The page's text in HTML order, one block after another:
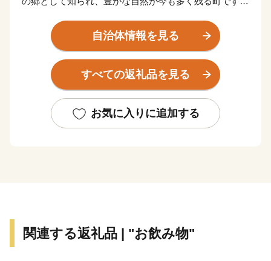
平坦な地形と豊かな水、気候など理想的な条件が整って
おり、江戸時代には、お蔵米として川越藩に献上されて
いた由緒あるお米が産み出されています。
また、町の特産として、県内でも有数の産地となって
の栽培が盛んです。
新たな取り組みとして、町の魅力を地域住民が再認識
など）」、「食（すったて、呉汁など）」、「歴史文化
自治体情報を見る
すべての返礼品を見る
お気に入りに追加する
関連する返礼品 | "お飲み物"